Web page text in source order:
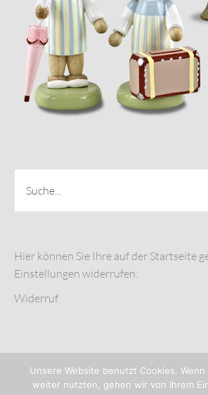
Hier können Sie Ihre auf der Startseite
Einstellungen widerrufen.
Widerruf
Unsere Website benutzt Cookies. Wenn
weiter nutzten, gehen wir von Ihrem